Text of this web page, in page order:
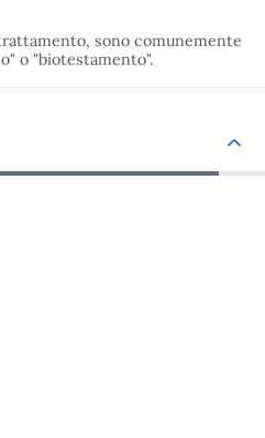
sono comunemente
o "biotestamento".